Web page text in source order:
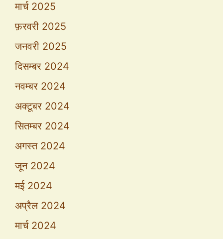
मार्च 2025
फ़रवरी 2025
जनवरी 2025
दिसम्बर 2024
नवम्बर 2024
अक्टूबर 2024
सितम्बर 2024
अगस्त 2024
जून 2024
मई 2024
अप्रैल 2024
मार्च 2024